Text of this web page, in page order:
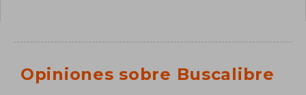
Opiniones sobre Buscalibre